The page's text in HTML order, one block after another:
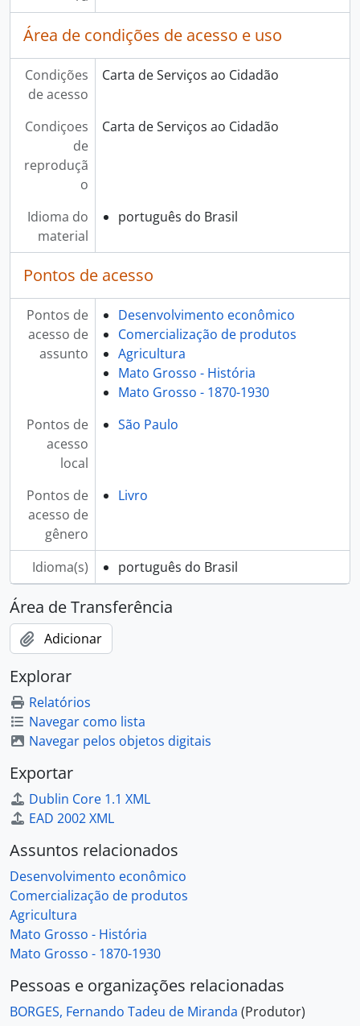
Área de condições de acesso e uso
Condições
de acesso
Carta de Serviços ao Cidadão
Condiçoes
de
reproduçã
o
Carta de Serviços ao Cidadão
Idioma do
material
português do Brasil
Pontos de acesso
Pontos de
acesso de
assunto
Desenvolvimento econômico
Comercialização de produtos
Agricultura
Mato Grosso - História
Mato Grosso - 1870-1930
Pontos de
acesso
local
São Paulo
Pontos de
acesso de
gênero
Livro
Idioma(s) português do Brasil
Área de Transferência
Adicionar
Explorar
Relatórios
Navegar como lista
Navegar pelos objetos digitais
Exportar
Dublin Core 1.1 XML
EAD 2002 XML
Assuntos relacionados
Desenvolvimento econômico
Comercialização de produtos
Agricultura
Mato Grosso - História
Mato Grosso - 1870-1930
Pessoas e organizações relacionadas
BORGES, Fernando Tadeu de Miranda (Produtor)